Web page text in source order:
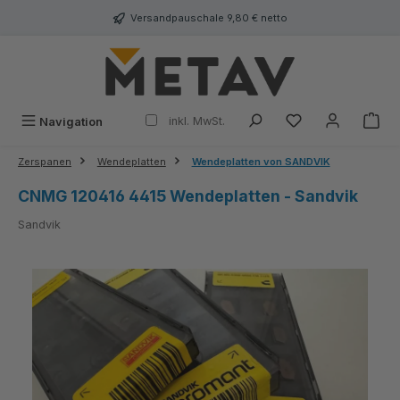
Versandpauschale 9,80 € netto
Navigation inkl. MwSt.
Zerspanen Wendeplatten Wendeplatten von SANDVIK
CNMG 120416 4415 Wendeplatten - Sandvik
Sandvik
Bildergalerie überspringen